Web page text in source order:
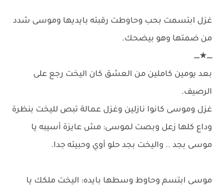
غزل ابتسمت بحب وحاوطت رقبته بايديها وموسى شدد
من ضمتها وهو بيضحك.
ـــــ★ـــــ
بعد يومين كاملين من العشق كان اليخت رجع على
الرصيف.
غزل وموسى كانوا نازلين وغزل عمالة تبص لليخت بنظرة
وداع كلها زعل وبصت لموسى: مش عايزة أسيبه يا
موسى بجد .. واليخت بجد حلو أوي وحبيته جدا.
موسى ابتسم وحاوط وسطها بايده: اليخت ملكك يا